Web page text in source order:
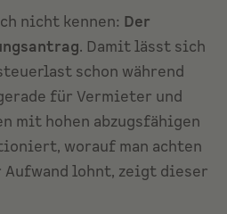
nicht kennen: Der
. Damit lässt sich
schon während
für Vermieter und
mit hohen abzugsfähigen
worauf man achten
Aufwand lohnt, zeigt dieser